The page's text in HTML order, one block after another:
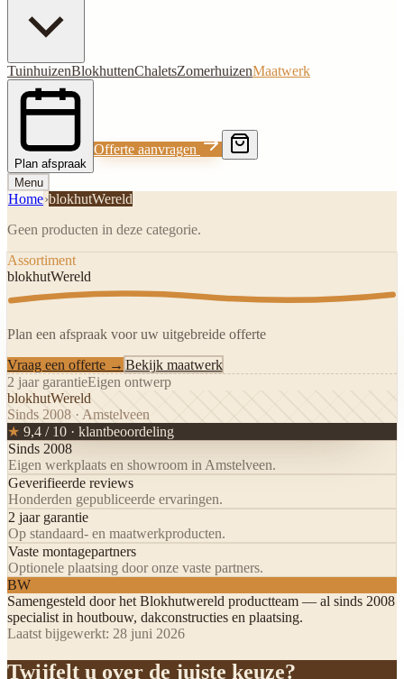
TuinhuizenBlokhuttenChaletsZomerhuizenMaatwerk
Plan afspraak
Offerte aanvragen
Menu
Home›blokhutWereld
Geen producten in deze categorie.
Assortiment
blokhutWereld
Plan een afspraak voor uw uitgebreide offerte
Vraag een offerte → Bekijk maatwerk
2 jaar garantieEigen ontwerp
blokhutWereld
Sinds 2008 · Amstelveen
★ 9,4 / 10 · klantbeoordeling
Sinds 2008
Eigen werkplaats en showroom in Amstelveen.
Geverifieerde reviews
Honderden gepubliceerde ervaringen.
2 jaar garantie
Op standaard- en maatwerkproducten.
Vaste montagepartners
Optionele plaatsing door onze vaste partners.
BW
Samengesteld door het Blokhutwereld productteam — al sinds 2008
specialist in houtbouw, dakconstructies en plaatsing.
Laatst bijgewerkt: 28 juni 2026
Twijfelt u over de juiste keuze?